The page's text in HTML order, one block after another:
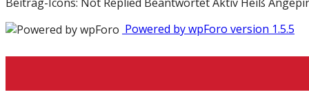
Powered by wpForo version 1.5.5